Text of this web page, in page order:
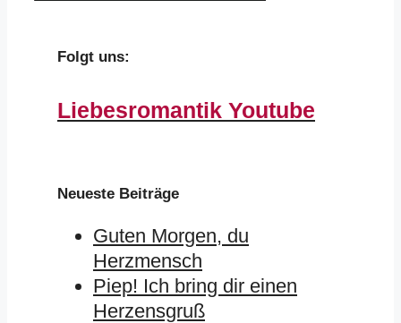
Folgt uns:
Liebesromantik Youtube
Neueste Beiträge
Guten Morgen, du
Herzmensch
Piep! Ich bring dir einen
Herzensgruß